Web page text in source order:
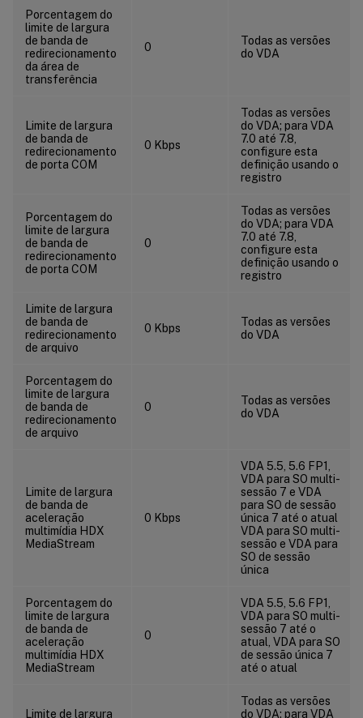
Porcentagem do
limite de largura
de banda de
redirecionamento
da área de
transferência
0
Todas as versões
do VDA
Limite de largura
de banda de
redirecionamento
de porta COM
0 Kbps
Todas as versões
do VDA; para VDA
7.0 até 7.8,
configure esta
definição usando o
registro
Porcentagem do
limite de largura
de banda de
redirecionamento
de porta COM
0
Todas as versões
do VDA; para VDA
7.0 até 7.8,
configure esta
definição usando o
registro
Limite de largura
de banda de
redirecionamento
de arquivo
0 Kbps
Todas as versões
do VDA
Porcentagem do
limite de largura
de banda de
redirecionamento
de arquivo
0
Todas as versões
do VDA
Limite de largura
de banda de
aceleração
multimídia HDX
MediaStream
0 Kbps
VDA 5.5, 5.6 FP1,
VDA para SO multi-
sessão 7 e VDA
para SO de sessão
única 7 até o atual
VDA para SO multi-
sessão e VDA para
SO de sessão
única
Porcentagem do
limite de largura
de banda de
aceleração
multimídia HDX
MediaStream
0
VDA 5.5, 5.6 FP1,
VDA para SO multi-
sessão 7 até o
atual, VDA para SO
de sessão única 7
até o atual
Limite de largura
Todas as versões
do VDA; para VDA